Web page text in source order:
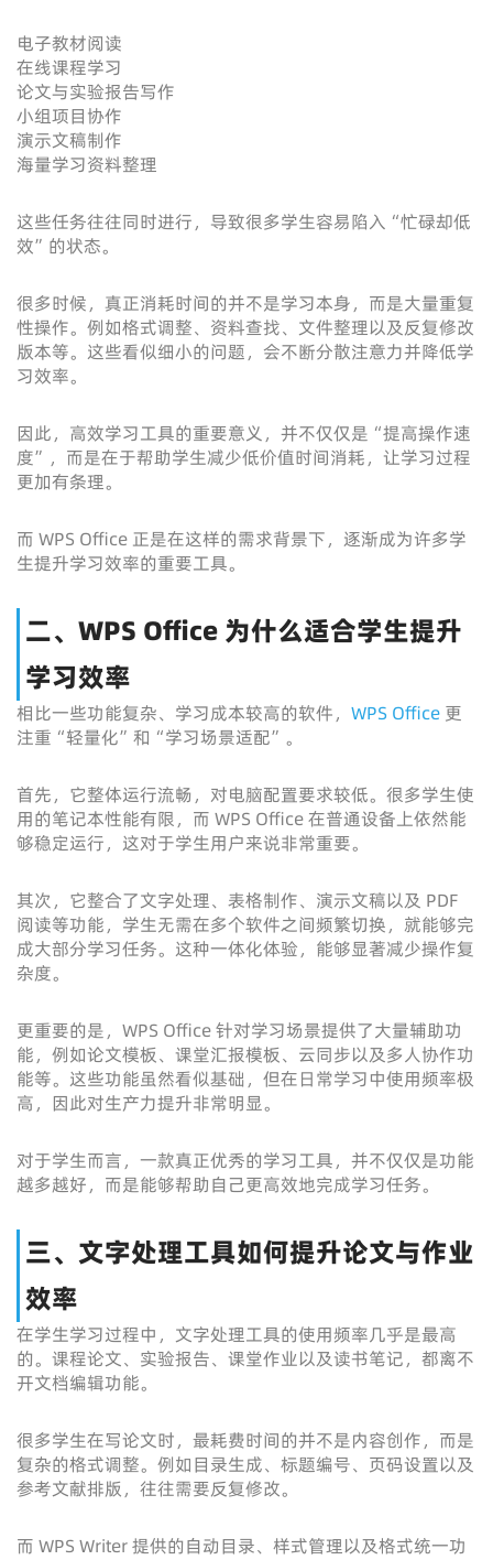
电子教材阅读
在线课程学习
论文与实验报告写作
小组项目协作
演示文稿制作
海量学习资料整理
这些任务往往同时进行，导致很多学生容易陷入“忙碌却低
效”的状态。
很多时候，真正消耗时间的并不是学习本身，而是大量重复
性操作。例如格式调整、资料查找、文件整理以及反复修改
版本等。这些看似细小的问题，会不断分散注意力并降低学
习效率。
因此，高效学习工具的重要意义，并不仅仅是“提高操作速
度”，而是在于帮助学生减少低价值时间消耗，让学习过程
更加有条理。
而 WPS Office 正是在这样的需求背景下，逐渐成为许多学
生提升学习效率的重要工具。
二、WPS Office 为什么适合学生提升
学习效率
相比一些功能复杂、学习成本较高的软件， WPS Office 更
注重“轻量化”和“学习场景适配”。
首先，它整体运行流畅，对电脑配置要求较低。很多学生使
用的笔记本性能有限，而 WPS Office 在普通设备上依然能
够稳定运行，这对于学生用户来说非常重要。
其次，它整合了文字处理、表格制作、演示文稿以及 PDF
阅读等功能，学生无需在多个软件之间频繁切换，就能够完
成大部分学习任务。这种一体化体验，能够显著减少操作复
杂度。
更重要的是，WPS Office 针对学习场景提供了大量辅助功
能，例如论文模板、课堂汇报模板、云同步以及多人协作功
能等。这些功能虽然看似基础，但在日常学习中使用频率极
高，因此对生产力提升非常明显。
对于学生而言，一款真正优秀的学习工具，并不仅仅是功能
越多越好，而是能够帮助自己更高效地完成学习任务。
三、文字处理工具如何提升论文与作业
效率
在学生学习过程中，文字处理工具的使用频率几乎是最高
的。课程论文、实验报告、课堂作业以及读书笔记，都离不
开文档编辑功能。
很多学生在写论文时，最耗费时间的并不是内容创作，而是
复杂的格式调整。例如目录生成、标题编号、页码设置以及
参考文献排版，往往需要反复修改。
而 WPS Writer 提供的自动目录、样式管理以及格式统一功